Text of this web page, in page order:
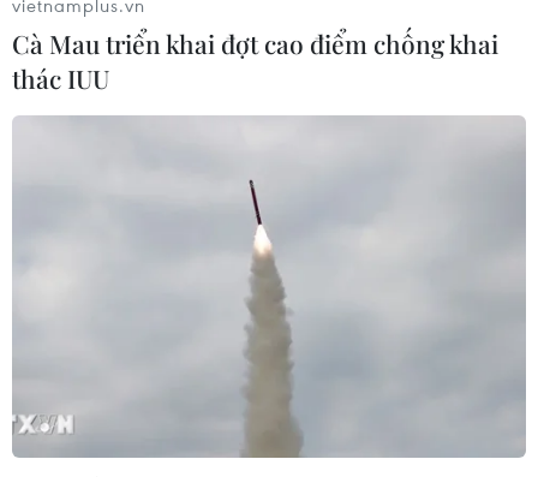
trong bối cảnh nền kinh tế Mỹ vững mạnh.
Tuy nhiên, cuộc bầu cử tổng thống Mỹ đầy gay
cấn vào tuần tới có thể ảnh hưởng đến triển
Sự phục hồi bất ngờ, khiến các nhà kinh tế
nâng đáng kể dự báo tăng trưởng toàn cầu năm
2024 kể từ đầu năm, phần lớn là nhờ hiệu suất
Lạm phát cũng đã giảm mạnh, với hầu hết các
áp lực giá cả ở khoảng cách gần hoặc đã đạt
được mục tiêu tương ứng.
Cà Mau triển khai đợt cao điểm chống khai
thác IUU